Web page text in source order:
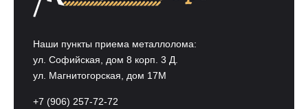
Наши пункты приема металлолома:
ул. Софийская, дом 8 корп. 3 Д.
ул. Магнитогорская, дом 17М
+7 (906) 257-72-72